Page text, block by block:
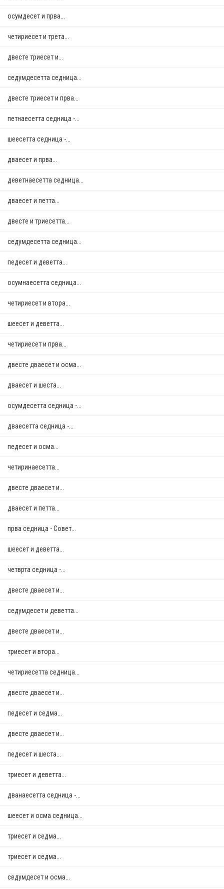
осумдесет и прва...
четириесет и трета...
двестe триесет и...
седумдесетта седница...
двестe триесет и прва...
петнаесетта седница -...
шеесетта седница -...
дваесет и прва...
деветнаесетта седница...
дваесет и петта...
двестe и триесетта...
седумдесетта седница...
педесет и деветта...
осумнaесетта седница...
четириесет и втора...
шеесет и деветта...
четириесет и прва...
двестe дваесет и осма...
дваесет и шеста...
осумдесетта седница -...
дваесетта седница -...
педесет и осма...
четиринаесетта...
двестe дваесет и...
дваесет и петта...
прва седница - Совет...
шеесет и деветта...
четврта седница -...
двестe дваесет и...
седумдесет и деветта...
двестe дваесет и...
триесет и втора...
четириесетта седница...
двестe дваесет и...
педесет и седма...
двестe дваесет и...
педесет и шеста...
триесет и деветта...
дванаесетта седница -...
шеесет и осма седница...
триесет и седма...
триесет и седма...
седумдесет и осма...